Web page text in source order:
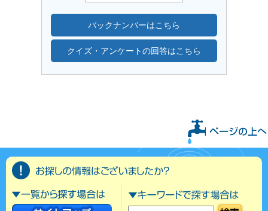
バックナンバーはこちら
クイズ・アンケートの回答はこちら